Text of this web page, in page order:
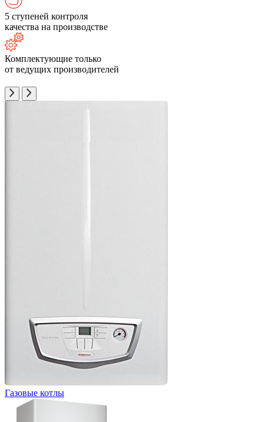
5 ступеней контроля
качества на производстве
Комплектующие только
от ведущих производителей
Газовые котлы